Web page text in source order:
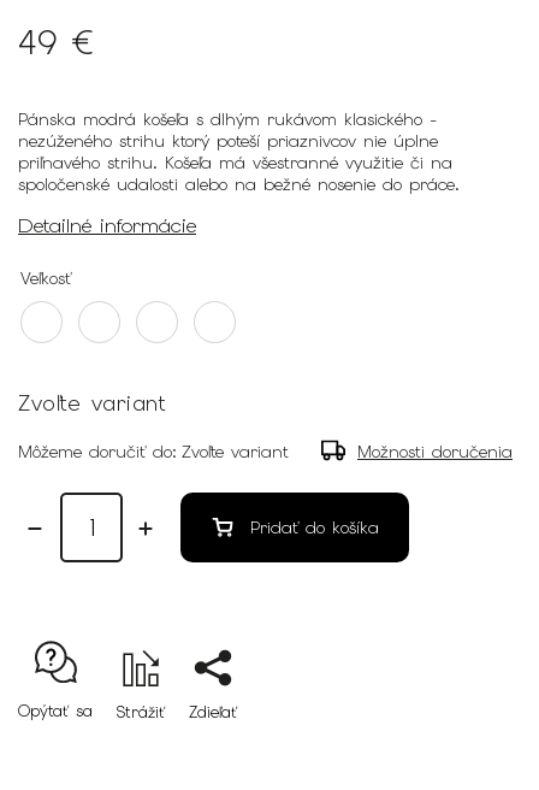
49 €
Pánska modrá košeľa s dlhým rukávom klasického -
nezúženého strihu ktorý poteší priaznivcov nie úplne
priľnavého strihu. Košeľa má všestranné využitie či na
spoločenské udalosti alebo na bežné nosenie do práce.
Detailné informácie
Veľkosť
Zvoľte variant
Môžeme doručiť do: Zvoľte variant Možnosti doručenia
Pridať do košíka
Opýtať sa Strážiť Zdieľať